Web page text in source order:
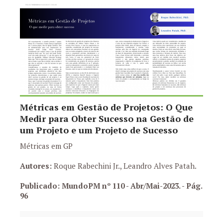
Métricas em Gestão de Projetos: O Que
Medir para Obter Sucesso na Gestão de
um Projeto e um Projeto de Sucesso
Métricas em GP
Autores: Roque Rabechini Jr., Leandro Alves Patah.
Publicado: MundoPM nº 110 - Abr/Mai-2023.- Pág.
96